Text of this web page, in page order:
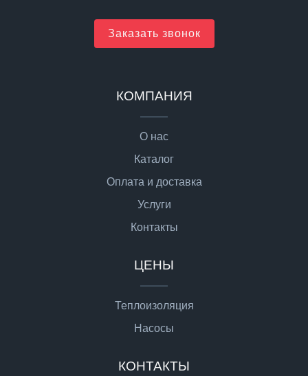
Заказать звонок
КОМПАНИЯ
О нас
Каталог
Оплата и доставка
Услуги
Контакты
ЦЕНЫ
Теплоизоляция
Насосы
КОНТАКТЫ